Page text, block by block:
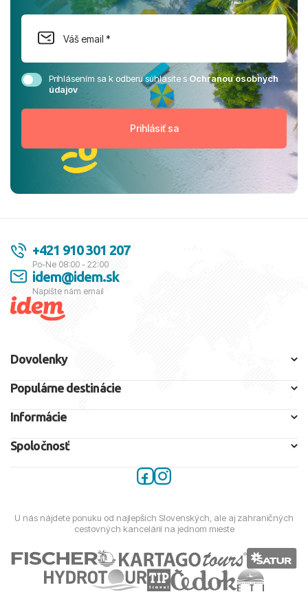
Prihlásením sa k odberu súhlasíte sOchranou osobných
údajov
+421 910 301 207
Po-Ne 08:00 - 22:00
idem@idem.sk
Napíšte nám email
Dovolenky
Populárne destinácie
Informácie
Spoločnosť
U nás nájdete ponuku od najlepších Slovenských, ale aj zahraničných
cestovných kancelárií na jednom mieste